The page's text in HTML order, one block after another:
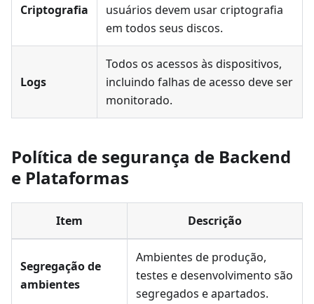
Criptografia
usuários devem usar criptografia
em todos seus discos.
Logs
Todos os acessos às dispositivos,
incluindo falhas de acesso deve ser
monitorado.
Política de segurança de Backend
e Plataformas
Item Descrição
Segregação de
ambientes
Ambientes de produção,
testes e desenvolvimento são
segregados e apartados.